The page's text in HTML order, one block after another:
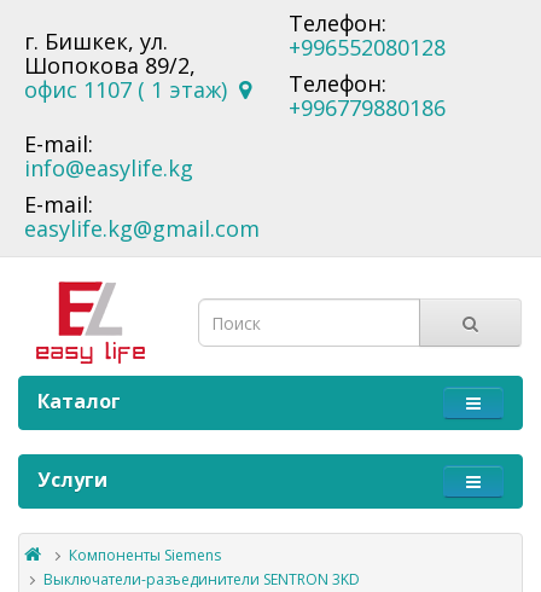
г. Бишкек, ул.
Шопокова 89/2,
офис 1107 ( 1 этаж)
Телефон:
+996552080128
Телефон:
+996779880186
E-mail:
info@easylife.kg
E-mail:
easylife.kg@gmail.com
Каталог
Услуги
Компоненты Siemens
Выключатели-разъединители SENTRON 3KD